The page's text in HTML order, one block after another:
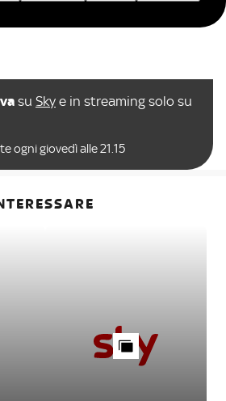
su Sky e in streaming solo su
ogni giovedì alle 21.15